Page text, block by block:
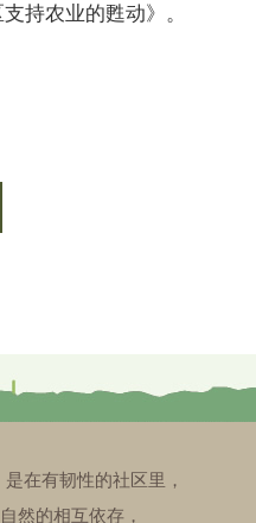
持农业的甦动》。
在有韧性的社区里，
然的相互依存，